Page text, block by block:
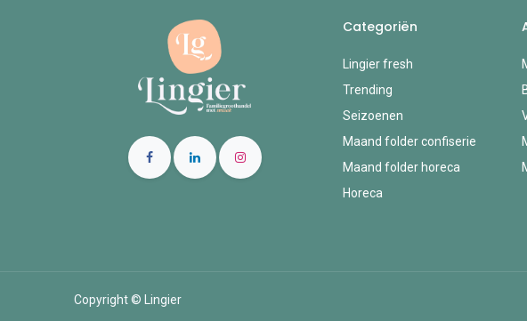
Categoriën
Lingier fresh
Trending
Seizoenen
Maand folder confiserie
Maand folder horeca
Horeca
Copyright © Lingier